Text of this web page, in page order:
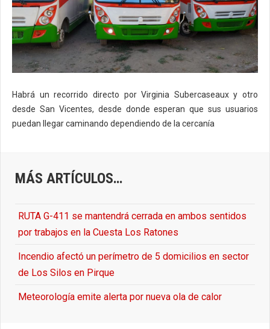
Habrá un recorrido directo por Virginia Subercaseaux y otro
desde San Vicentes, desde donde esperan que sus usuarios
puedan llegar caminando dependiendo de la cercanía
MÁS ARTÍCULOS…
RUTA G-411 se mantendrá cerrada en ambos sentidos
por trabajos en la Cuesta Los Ratones
Incendio afectó un perímetro de 5 domicilios en sector
de Los Silos en Pirque
Meteorología emite alerta por nueva ola de calor